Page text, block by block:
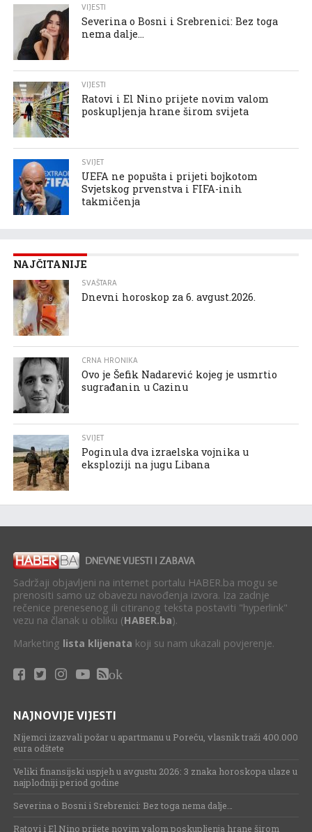
VIJESTI
Severina o Bosni i Srebrenici: Bez toga
nema dalje…
VIJESTI
Ratovi i El Nino prijete novim valom
poskupljenja hrane širom svijeta
SVIJET
UEFA ne popušta i prijeti bojkotom
Svjetskog prvenstva i FIFA-inih
takmičenja
NAJČITANIJE
SVAŠTARA
Dnevni horoskop za 6. avgust.2026.
CRNA HRONIKA
Ovo je Šefik Nadarević kojeg je usmrtio
sugrađanin u Cazinu
SVIJET
Poginula dva izraelska vojnika u
eksploziji na jugu Libana
Sadržaji objavljeni na internet portalu HABER.ba mogu se
prenositi samo uz obavezu navođenja izvora. Iza zadnje
rečenice prenesenog ili citiranog teksta postaviti "hyperlink"
vezu na članak u obliku (HABER.ba).
Marketing lista klijenata koji su nam ukazali povjerenje.
ok
NAJNOVIJE VIJESTI
Nijemci izazvali požar u apartmanu u Poreču, vlasnik traži 400.000
eura odštete
Veliki finansijski uspjeh u avgustu 2026: 3 znaka horoskopa ulaze u
najplodniji period godine
Severina o Bosni i Srebrenici: Bez toga nema dalje…
Ratovi i El Nino prijete novim valom poskupljenja hrane širom